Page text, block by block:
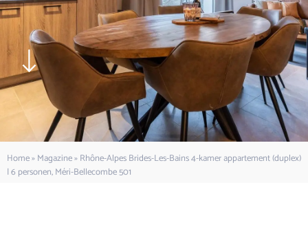
Home»Magazine»Rhône-Alpes Brides-Les-Bains 4-kamer appartement (duplex)
| 6 personen, Méri-Bellecombe 501